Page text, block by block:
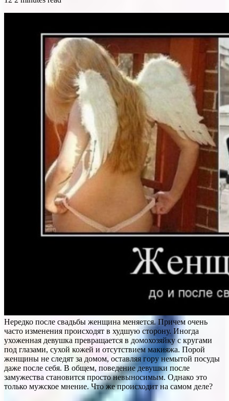
Нередко после свадьбы женщина меняется. Причем очень
часто изменения происходят в худшую сторону. Иногда
ухоженная девушка превращается в домохозяйку с кругами
под глазами, сухой кожей и отсутствием макияжа. Порой
женщины не следят за домом, оставляя гору немытой посуды
даже после себя. В общем, поведение девушки после
замужества становится просто невыносимым. Однако это
только мужское мнение. Что же происходит на самом деле?